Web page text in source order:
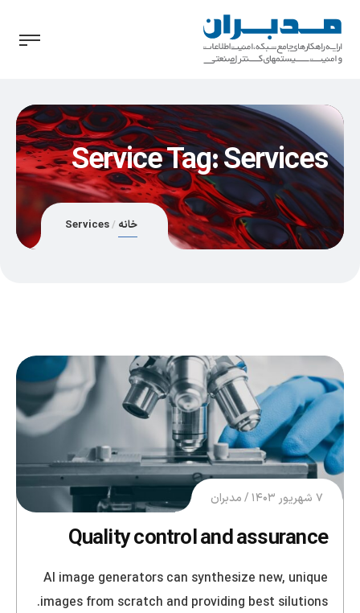
Service Tag:Services
خانه Services
۷ شهریور ۱۴۰۳ مدبران
Quality control and assurance
AI image generators can synthesize new, unique
images from scratch and providing best silutions.